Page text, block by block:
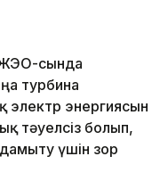
ЖЭО-сында
турбина
электр энергиясын
тәуелсіз болып,
үшін зор